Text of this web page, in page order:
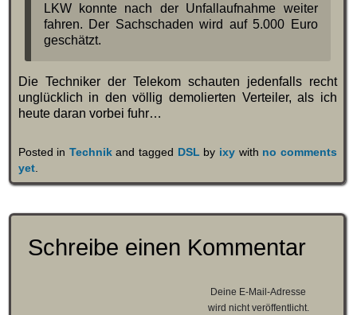
LKW konnte nach der Unfallaufnahme weiter
fahren. Der Sachschaden wird auf 5.000 Euro
geschätzt.
Die Techniker der Telekom schauten jedenfalls recht
unglücklich in den völlig demolierten Verteiler, als ich
heute daran vorbei fuhr…
Posted in Technikand tagged DSL by ixy with no comments
yet.
Schreibe einen Kommentar
Deine E-Mail-Adresse
wird nicht veröffentlicht.